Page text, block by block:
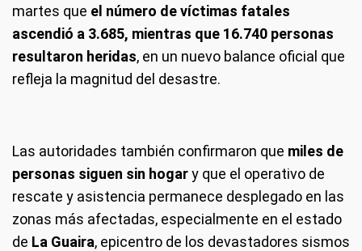
martes que el número de víctimas fatales
ascendió a 3.685, mientras que 16.740 personas
resultaron heridas, en un nuevo balance oficial que
refleja la magnitud del desastre.
Las autoridades también confirmaron que miles de
personas siguen sin hogary que el operativo de
rescate y asistencia permanece desplegado en las
zonas más afectadas, especialmente en el estado
de La Guaira, epicentro de los devastadores sismos